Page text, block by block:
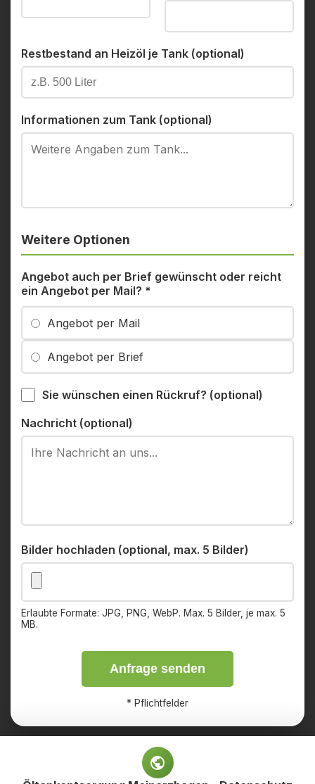
Restbestand an Heizöl je Tank (optional)
Informationen zum Tank (optional)
Weitere Optionen
Angebot auch per Brief gewünscht oder reicht
ein Angebot per Mail? *
Angebot per Mail
Angebot per Brief
Sie wünschen einen Rückruf? (optional)
Nachricht (optional)
Bilder hochladen (optional, max. 5 Bilder)
Erlaubte Formate: JPG, PNG, WebP. Max. 5 Bilder, je max. 5
MB.
Anfrage senden
* Pflichtfelder